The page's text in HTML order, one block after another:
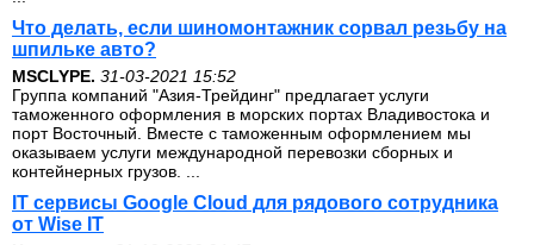
Что делать, если шиномонтажник сорвал резьбу на
шпильке авто?
MSCLYPE. 31-03-2021 15:52
Группа компаний "Азия-Трейдинг" предлагает услуги
таможенного оформления в морских портах Владивостока и
порт Восточный. Вместе с таможенным оформлением мы
оказываем услуги международной перевозки сборных и
контейнерных грузов. ...
IT сервисы Google Cloud для рядового сотрудника
от Wise IT